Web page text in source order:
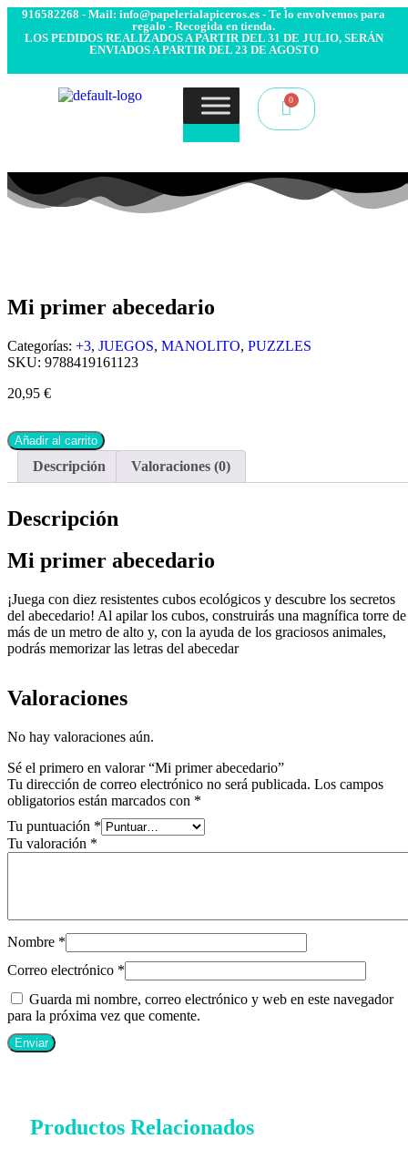
916582268 - Mail: info@papelerialapiceros.es - Te lo envolvemos para
regalo - Recogida en tienda.
LOS PEDIDOS REALIZADOS A PARTIR DEL 31 DE JULIO, SERÁN
ENVIADOS A PARTIR DEL 23 DE AGOSTO
Mi primer abecedario
Categorías: +3, JUEGOS, MANOLITO, PUZZLES
SKU: 9788419161123
20,95 €
Añadir al carrito
Descripción Valoraciones (0)
Descripción
Mi primer abecedario
¡Juega con diez resistentes cubos ecológicos y descubre los secretos
del abecedario! Al apilar los cubos, construirás una magnífica torre de
más de un metro de alto y, con la ayuda de los graciosos animales,
podrás memorizar las letras del abecedar
Valoraciones
No hay valoraciones aún.
Sé el primero en valorar “Mi primer abecedario”
Tu dirección de correo electrónico no será publicada. Los campos
obligatorios están marcados con *
Tu puntuación *
Tu valoración *
Nombre *
Correo electrónico *
Guarda mi nombre, correo electrónico y web en este navegador
para la próxima vez que comente.
Productos Relacionados